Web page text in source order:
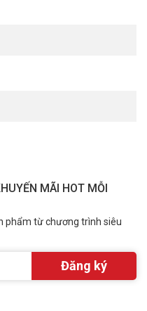
MÃI HOT MỖI
phẩm từ chương trình siêu